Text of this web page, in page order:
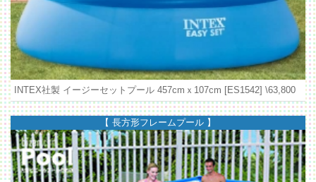
INTEX社製 イージーセットプール 457cmｘ107cm [ES1542] \63,800
【 長方形フレームプール 】